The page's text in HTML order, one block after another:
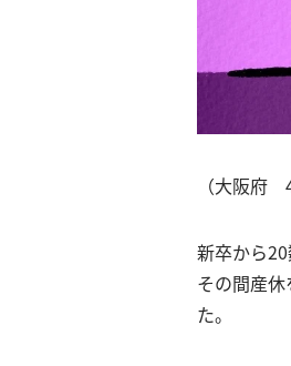
（大阪府
新卒から20
その間産
た。